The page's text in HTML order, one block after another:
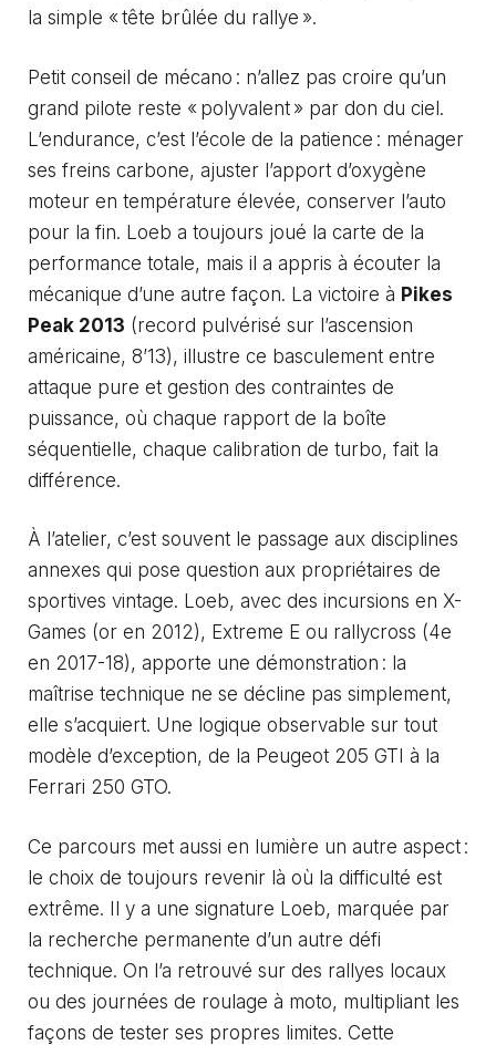
la simple « tête brûlée du rallye ».
Petit conseil de mécano : n’allez pas croire qu’un
grand pilote reste « polyvalent » par don du ciel.
L’endurance, c’est l’école de la patience : ménager
ses freins carbone, ajuster l’apport d’oxygène
moteur en température élevée, conserver l’auto
pour la fin. Loeb a toujours joué la carte de la
performance totale, mais il a appris à écouter la
mécanique d’une autre façon. La victoire à Pikes
Peak 2013 (record pulvérisé sur l’ascension
américaine, 8’13), illustre ce basculement entre
attaque pure et gestion des contraintes de
puissance, où chaque rapport de la boîte
séquentielle, chaque calibration de turbo, fait la
différence.
À l’atelier, c’est souvent le passage aux disciplines
annexes qui pose question aux propriétaires de
sportives vintage. Loeb, avec des incursions en X-
Games (or en 2012), Extreme E ou rallycross (4e
en 2017-18), apporte une démonstration : la
maîtrise technique ne se décline pas simplement,
elle s’acquiert. Une logique observable sur tout
modèle d’exception, de la Peugeot 205 GTI à la
Ferrari 250 GTO.
Ce parcours met aussi en lumière un autre aspect :
le choix de toujours revenir là où la difficulté est
extrême. Il y a une signature Loeb, marquée par
la recherche permanente d’un autre défi
technique. On l’a retrouvé sur des rallyes locaux
ou des journées de roulage à moto, multipliant les
façons de tester ses propres limites. Cette